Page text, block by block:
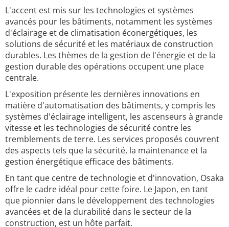
L'accent est mis sur les technologies et systèmes
avancés pour les bâtiments, notamment les systèmes
d'éclairage et de climatisation éconergétiques, les
solutions de sécurité et les matériaux de construction
durables. Les thèmes de la gestion de l'énergie et de la
gestion durable des opérations occupent une place
centrale.
L'exposition présente les dernières innovations en
matière d'automatisation des bâtiments, y compris les
systèmes d'éclairage intelligent, les ascenseurs à grande
vitesse et les technologies de sécurité contre les
tremblements de terre. Les services proposés couvrent
des aspects tels que la sécurité, la maintenance et la
gestion énergétique efficace des bâtiments.
En tant que centre de technologie et d'innovation, Osaka
offre le cadre idéal pour cette foire. Le Japon, en tant
que pionnier dans le développement des technologies
avancées et de la durabilité dans le secteur de la
construction, est un hôte parfait.